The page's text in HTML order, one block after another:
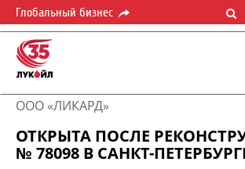
Глобальный бизнес
ООО «ЛИКАРД»
ОТКРЫТА ПОСЛЕ
№ 78098 В САНКТ-